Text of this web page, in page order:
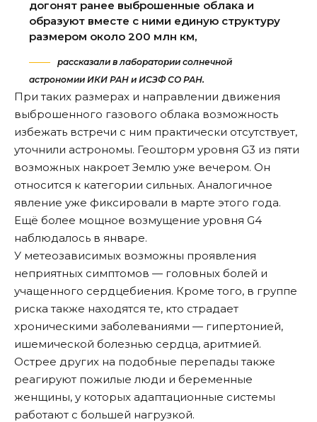
догонят ранее выброшенные облака и
образуют вместе с ними единую структуру
размером около 200 млн км,
рассказали в лаборатории солнечной
астрономии ИКИ РАН и ИСЗФ СО РАН.
При таких размерах и направлении движения
выброшенного газового облака возможность
избежать встречи с ним практически отсутствует,
уточнили астрономы. Геошторм уровня G3 из пяти
возможных накроет Землю уже вечером. Он
относится к категории сильных. Аналогичное
явление уже фиксировали в марте этого года.
Ещё более мощное возмущение уровня G4
наблюдалось в январе.
У метеозависимых возможны проявления
неприятных симптомов — головных болей и
учащенного сердцебиения. Кроме того, в группе
риска также находятся те, кто страдает
хроническими заболеваниями — гипертонией,
ишемической болезнью сердца, аритмией.
Острее других на подобные перепады также
реагируют пожилые люди и беременные
женщины, у которых адаптационные системы
работают с большей нагрузкой.